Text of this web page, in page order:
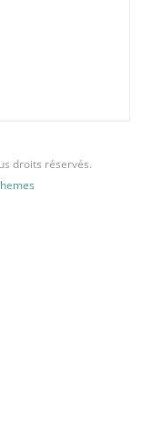
droits réservés.